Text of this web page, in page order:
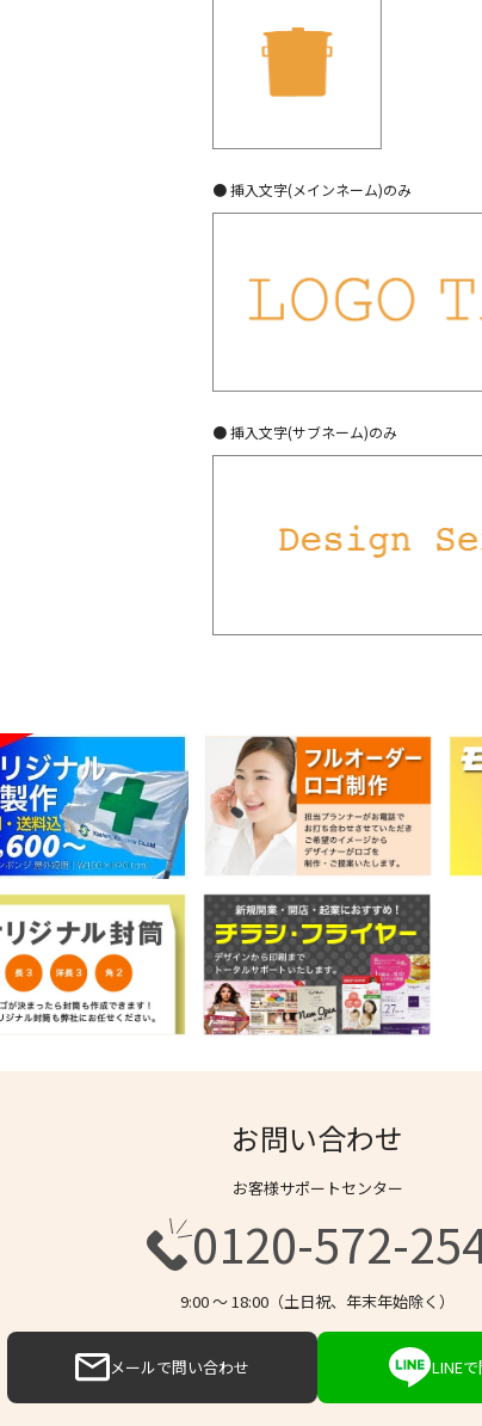
● 挿入文字(メインネーム)のみ
● 挿入文字(サブネーム)のみ
お問い合わせ
お客様サポートセンター
0120-572-
9:00 〜 18:00（土日祝、年末年始除く）
メールで問い合わせ LINE